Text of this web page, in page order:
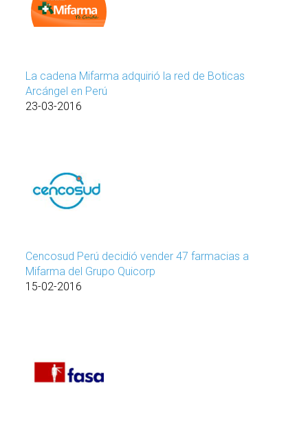
La cadena Mifarma adquirió la red de Boticas
Arcángel en Perú
23-03-2016
Cencosud Perú decidió vender 47 farmacias a
Mifarma del Grupo Quicorp
15-02-2016